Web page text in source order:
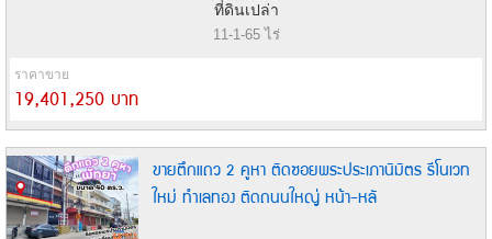
ที่ดินเปล่า
11-1-65 ไร่
ราคาขาย
19,401,250 บาท
ขายตึกแถว 2 คูหา ติดซอยพระประเภานิมิตร รีโนเวท
ใหม่ ทำเลทอง ติดถนนใหญ่ หน้า-หลั